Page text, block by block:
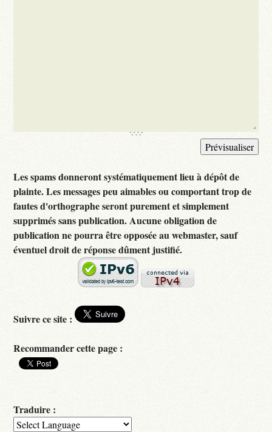
Les spams donneront systématiquement lieu à dépôt de
plainte. Les messages peu aimables ou comportant trop de
fautes d'orthographe seront purement et simplement
supprimés sans publication. Aucune obligation de
publication ne pourra être opposée au webmaster, sauf
éventuel droit de réponse dûment justifié.
Suivre ce site :
Recommander cette page :
Traduire :